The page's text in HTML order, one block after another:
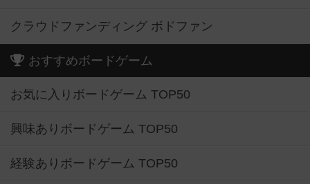
クラウドファンディング ボドファン
おすすめボードゲーム
お気に入りボードゲーム TOP50
興味ありボードゲーム TOP50
経験ありボードゲーム TOP50